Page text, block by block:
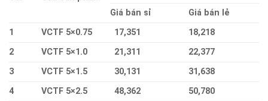
Giá bán sỉ
Giá bán lẻ
1
VCTF 5×0.75 17,351
18,218
2
VCTF 5×1.0 21,311
22,377
3
VCTF 5×1.5 30,131
31,638
4
VCTF 5×2.5 48,362
50,780